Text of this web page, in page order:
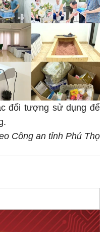
đối tượng sử dụng để
Công an tỉnh Phú Thọ